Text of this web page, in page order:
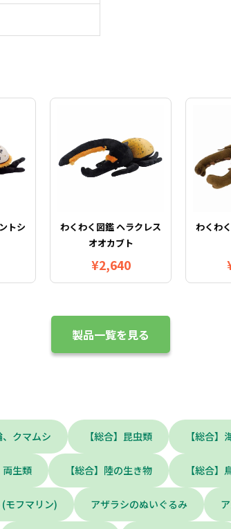
トシ
わくわく図鑑 ヘラクレス
オオカブト
¥2,640
わくわ
製品一覧を見る
、クマムシ 【総合】昆虫類 【総合】
両生類 【総合】陸の生き物 【総合】
モフマリン) アザラシのぬいぐるみ